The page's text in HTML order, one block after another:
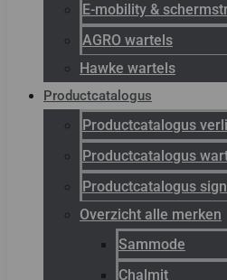
E-mobility &
AGRO wartels
Hawke wartels
Productcatalogus
Productcatalogus
Productcatalogus
Productcatalogus
Overzicht alle merken
Sammode
Chalmit